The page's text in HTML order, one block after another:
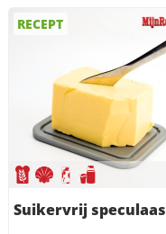
RECEPT
Suikervrij speculaas